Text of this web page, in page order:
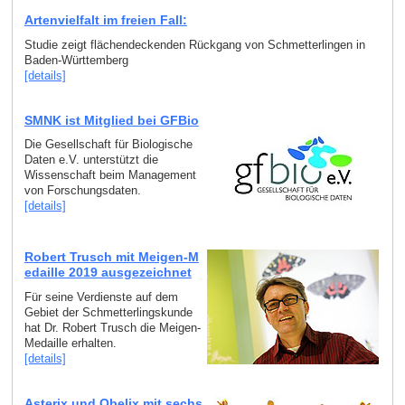
Artenvielfalt im freien Fall:
Studie zeigt flächendeckenden Rückgang von Schmetterlingen in
Baden-Württemberg
[details]
SMNK ist Mitglied bei GFBio
Die Gesellschaft für Biologische
Daten e.V. unterstützt die
Wissenschaft beim Management
von Forschungsdaten.
[details]
Robert Trusch mit Meigen-M
edaille 2019 ausgezeichnet
Für seine Verdienste auf dem
Gebiet der Schmetterlingskunde
hat Dr. Robert Trusch die Meigen-
Medaille erhalten.
[details]